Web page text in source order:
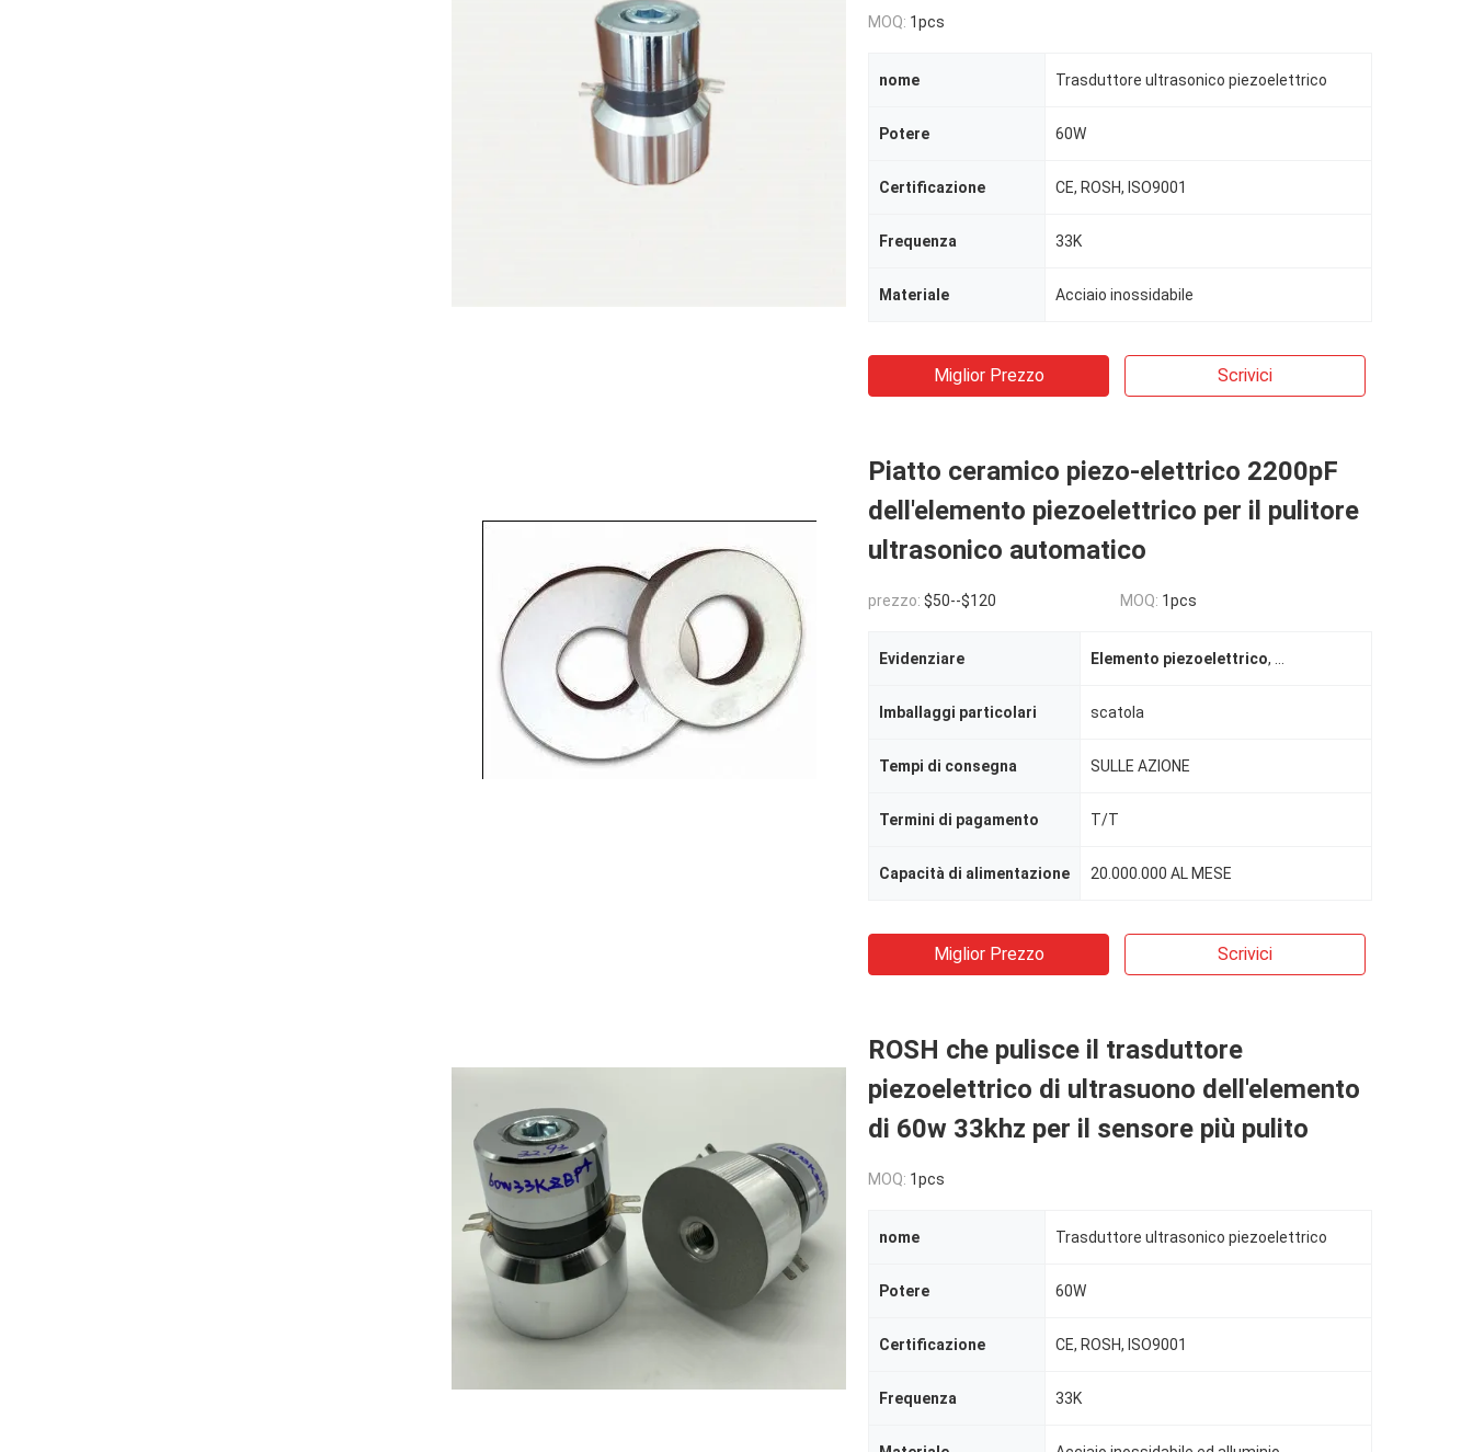
MOQ: 1pcs
nome Trasduttore ultrasonico piezoelettrico
Potere 60W
Certificazione CE, ROSH, ISO9001
Frequenza 33K
Materiale Acciaio inossidabile
Miglior Prezzo Scrivici
Piatto ceramico piezo-elettrico 2200pF
dell'elemento piezoelettrico per il pulitore
ultrasonico automatico
prezzo: $50--$120 MOQ: 1pcs
Evidenziare Elemento piezoelettrico,
Imballaggi particolari scatola
Tempi di consegna SULLE AZIONE
Termini di pagamento T/T
Capacità di alimentazione 20.000.000 AL MESE
Miglior Prezzo Scrivici
ROSH che pulisce il trasduttore
piezoelettrico di ultrasuono dell'elemento
di 60w 33khz per il sensore più pulito
MOQ: 1pcs
nome Trasduttore ultrasonico piezoelettrico
Potere 60W
Certificazione CE, ROSH, ISO9001
Frequenza 33K